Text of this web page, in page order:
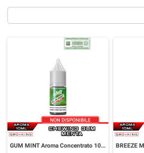
GUM MINT Aroma Concentrato 10ml JUSTY FLAVOR Chewing Gum Menta